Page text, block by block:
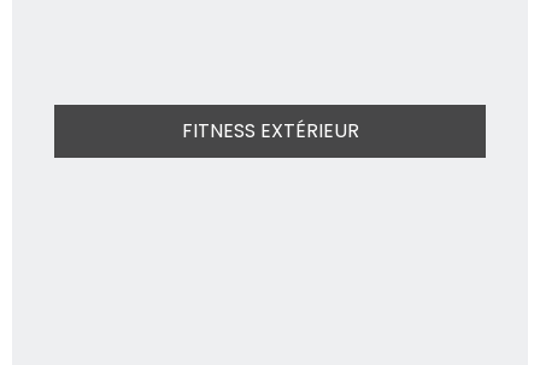
FITNESS EXTÉRIEUR